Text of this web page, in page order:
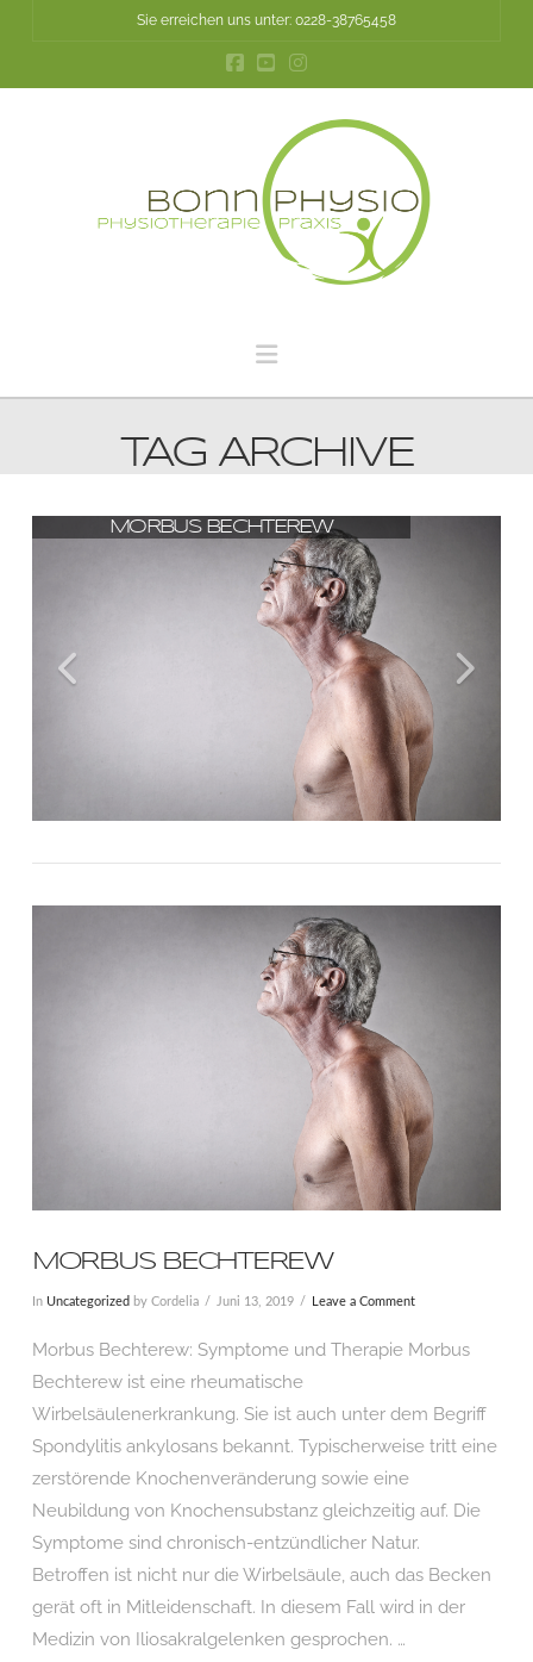
Sie erreichen uns unter: 0228-38765458
Navigation
TAG ARCHIVE
MORBUS BECHTEREW
MORBUS BECHTEREW
In Uncategorized by Cordelia Juni 13, 2019 Leave a Comment
Morbus Bechterew: Symptome und Therapie Morbus
Bechterew ist eine rheumatische
Wirbelsäulenerkrankung. Sie ist auch unter dem Begriff
Spondylitis ankylosans bekannt. Typischerweise tritt eine
zerstörende Knochenveränderung sowie eine
Neubildung von Knochensubstanz gleichzeitig auf. Die
Symptome sind chronisch-entzündlicher Natur.
Betroffen ist nicht nur die Wirbelsäule, auch das Becken
gerät oft in Mitleidenschaft. In diesem Fall wird in der
Medizin von Iliosakralgelenken gesprochen. …